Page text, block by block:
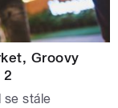
Groovy
2
se stále